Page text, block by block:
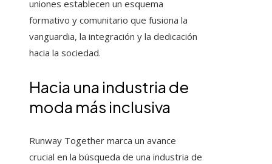
uniones establecen un esquema
formativo y comunitario que fusiona la
vanguardia, la integración y la dedicación
hacia la sociedad.
Hacia una industria de
moda más inclusiva
Runway Together marca un avance
crucial en la búsqueda de una industria de